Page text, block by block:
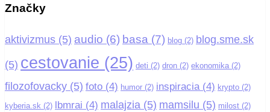
Značky
aktivizmus (5) audio (6) basa (7) blog (2) blog.sme.sk
(5) cestovanie (25) deti (2) dron (2) ekonomika (2)
filozofovacky (5) foto (4) humor (2) inspiracia(4) krypto (2)
kyberia.sk (2) lbmrai (4) malajzia (5) mamsilu (5) milost (2)